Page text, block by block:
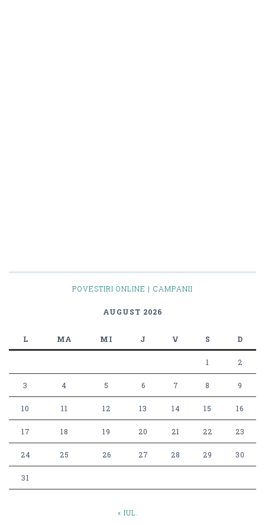
POVESTIRI ONLINE | CAMPANII
AUGUST 2026
L MA MI J V S D
1 2
3 4 5 6 7 8 9
10 11 12 13 14 15 16
17 18 19 20 21 22 23
24 25 26 27 28 29 30
31
« IUL.